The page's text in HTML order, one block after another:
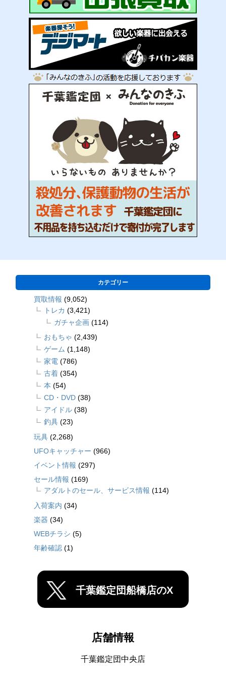
カテゴリー
買取情報 (9,052)
トレカ (3,421)
ガチャ企画 (114)
おもちゃ (2,439)
ゲーム (1,148)
家電 (786)
古着 (354)
本 (54)
CD・DVD (38)
アイドル (38)
釣具 (23)
玩具 (2,268)
UFOキャッチャー (966)
イベント情報 (297)
セール情報 (169)
アダルトのセール、サービス情報 (114)
入荷案内 (34)
楽器 (34)
WEBチラシ (5)
年齢確認 (1)
千葉鑑定団船橋店のX
店舗情報
千葉鑑定団中央店